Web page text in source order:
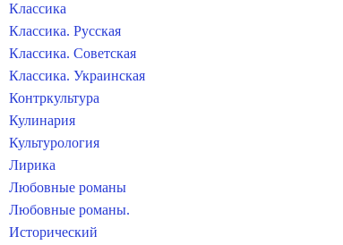
Классика
Классика. Русская
Классика. Советская
Классика. Украинская
Контркультура
Кулинария
Культурология
Лирика
Любовные романы
Любовные романы.
Исторический